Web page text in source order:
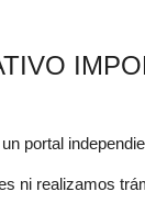
portal
ni realizamos